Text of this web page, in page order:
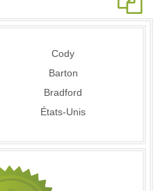
Cody
Barton
Bradford
États-Unis